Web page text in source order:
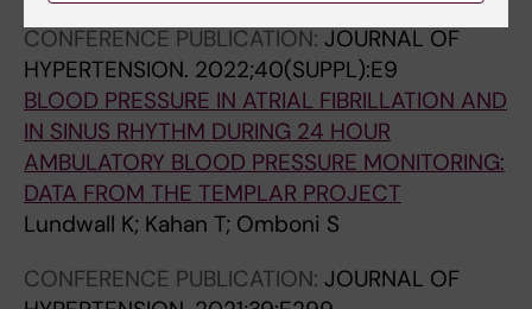
CONFERENCE PUBLICATION: JOURNAL OF
HYPERTENSION. 2022;40(SUPPL):E9
BLOOD PRESSURE IN ATRIAL FIBRILLATION AND
IN SINUS RHYTHM DURING 24 HOUR
AMBULATORY BLOOD PRESSURE MONITORING:
DATA FROM THE TEMPLAR PROJECT
Lundwall K; Kahan T; Omboni S
CONFERENCE PUBLICATION: JOURNAL OF